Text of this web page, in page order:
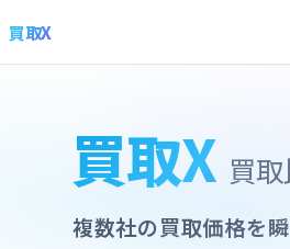
買取X
買取X 買
複数社の買取価格を